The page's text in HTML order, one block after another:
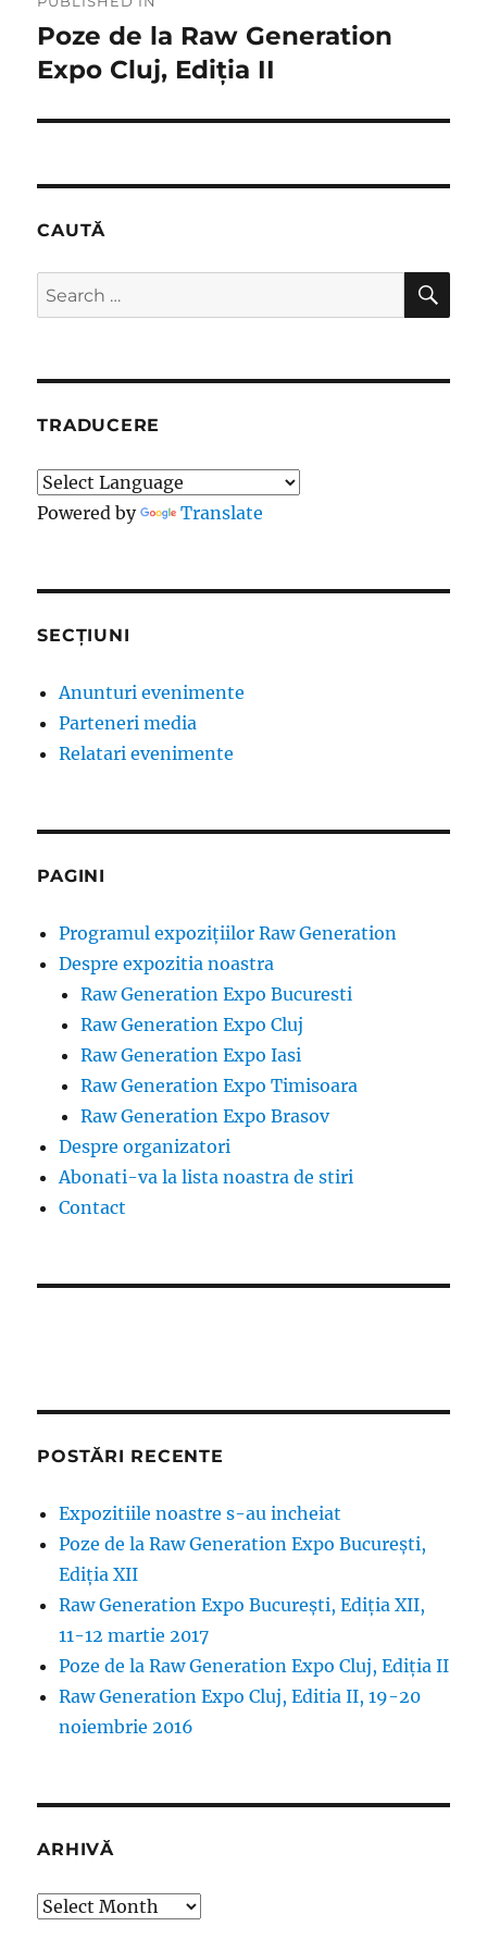
navigation
Poze de la Raw Generation
Expo Cluj, Ediția II
CAUTĂ
Search
for:
TRADUCERE
Powered by Translate
SECȚIUNI
Anunturi evenimente
Parteneri media
Relatari evenimente
PAGINI
Programul expozițiilor Raw Generation
Despre expozitia noastra
Raw Generation Expo Bucuresti
Raw Generation Expo Cluj
Raw Generation Expo Iasi
Raw Generation Expo Timisoara
Raw Generation Expo Brasov
Despre organizatori
Abonati-va la lista noastra de stiri
Contact
POSTĂRI RECENTE
Expozitiile noastre s-au incheiat
Poze de la Raw Generation Expo București,
Ediția XII
Raw Generation Expo București, Ediția XII,
11-12 martie 2017
Poze de la Raw Generation Expo Cluj, Ediția II
Raw Generation Expo Cluj, Editia II, 19-20
noiembrie 2016
ARHIVĂ
Arhivă